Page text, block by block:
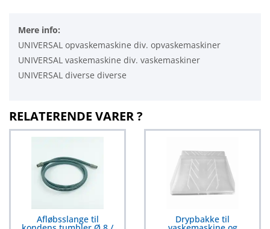
Mere info:
UNIVERSAL opvaskemaskine div. opvaskemaskiner
UNIVERSAL vaskemaskine div. vaskemaskiner
UNIVERSAL diverse diverse
RELATERENDE VARER ?
Afløbsslange til Drypbakke til